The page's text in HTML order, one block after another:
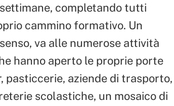
completando tutti
cammino formativo. Un
va alle numerose attività
hanno aperto le proprie porte
pasticcerie, aziende di trasporto,
scolastiche, un mosaico di